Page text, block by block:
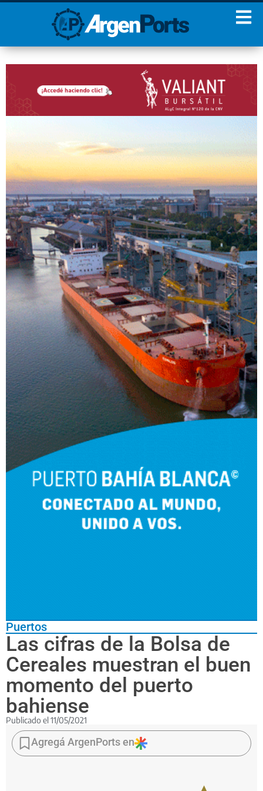
Puertos
Las cifras de la Bolsa de
Cereales muestran el buen
momento del puerto
bahiense
Publicado el 11/05/2021
Se
descargaron
322.320
Agregá ArgenPorts en
¡Sumate a nuestro
Newsletter!
Nombre Apellidos
Estoy de acuerdo con las
condiciones y políticas de
privacidad.